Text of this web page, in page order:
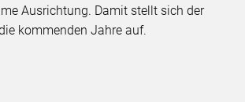
Ausrichtung. Damit stellt sich der
kommenden Jahre auf.